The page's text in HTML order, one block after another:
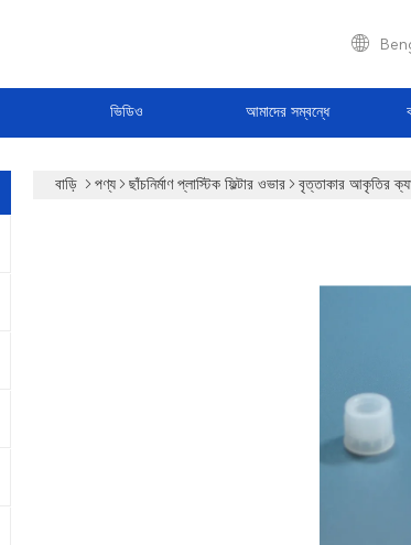
ভিডিও আমাদের সম্বন্ধে
বাড়ি পণ্য ছাঁচনির্মাণ প্লাস্টিক ফিল্টার ওভার বৃত্তাকার আকৃতির ক্যাপ